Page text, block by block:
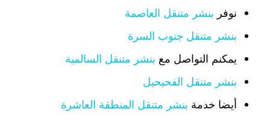
نوفر بنشر متنقل العاصمة
بنشر متنقل جنوب السرة
يمكنم التواصل مع بنشر متنقل السالمية
بنشر متنقل الفحيحيل
أيضا خدمة بنشر متنقل المنطقة العاشرة